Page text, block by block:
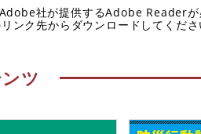
社が提供するAdobe Readerが
ク先からダウンロードしてくださ
ツ